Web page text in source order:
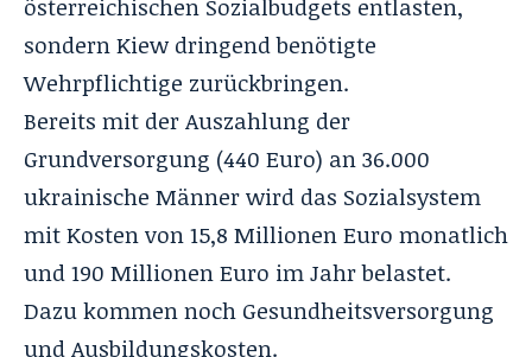
österreichischen Sozialbudgets entlasten,
sondern Kiew dringend benötigte
Wehrpflichtige zurückbringen.
Bereits mit der Auszahlung der
Grundversorgung (440 Euro) an 36.000
ukrainische Männer wird das Sozialsystem
mit Kosten von 15,8 Millionen Euro monatlich
und 190 Millionen Euro im Jahr belastet.
Dazu kommen noch Gesundheitsversorgung
und Ausbildungskosten.